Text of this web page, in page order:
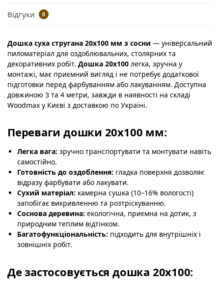
Відгуки 0
Дошка суха стругана 20х100 мм з сосни — універсальний
пиломатеріал для оздоблювальних, столярних та
декоративних робіт. Дошка 20х100 легка, зручна у
монтажі, має приємний вигляд і не потребує додаткової
підготовки перед фарбуванням або лакуванням. Доступна
довжиною 3 та 4 метри, завжди в наявності на складі
Woodmax у Києві з доставкою по Україні.
Переваги дошки 20х100 мм:
Легка вага: зручно транспортувати та монтувати навіть
самостійно.
Готовність до оздоблення: гладка поверхня дозволяє
відразу фарбувати або лакувати.
Сухий матеріал: камерна сушка (10–16% вологості)
запобігає викривленню та розтріскуванню.
Соснова деревина: екологічна, приємна на дотик, з
природним теплим відтінком.
Багатофункціональність: підходить для внутрішніх і
зовнішніх робіт.
Де застосовується дошка 20х100: